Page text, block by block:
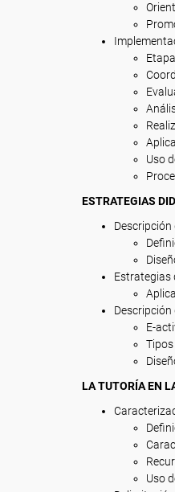
Uso
ESTRATEGIAS
Descripción
Estrategias
Descripción
E-
Tipos
LA TUTORÍA EN
Uso